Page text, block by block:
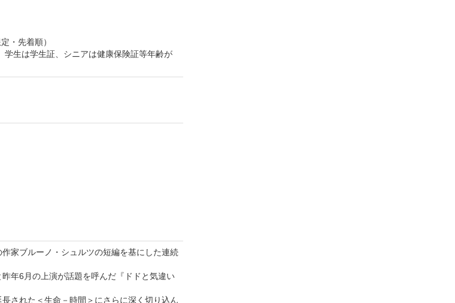
・先着順）
生は学生証、シニアは健康保険証等年齢が
家ブルーノ・シュルツの短編を基にした連続
年6月の上演が話題を呼んだ『ドドと気違い
された＜生命－時間＞にさらに深く切り込ん